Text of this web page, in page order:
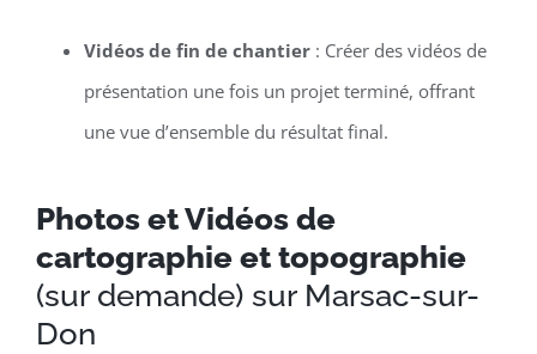
Vidéos de fin de chantier: Créer des vidéos de
présentation une fois un projet terminé, offrant
une vue d’ensemble du résultat final.
Photos et Vidéos de
cartographie et topographie
(sur demande) sur Marsac-sur-
Don